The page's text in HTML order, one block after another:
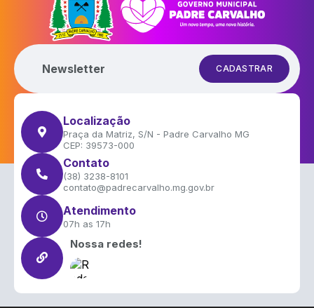
Newsletter CADASTRAR
Localização
Praça da Matriz, S/N - Padre Carvalho MG
CEP: 39573-000
Contato
(38) 3238-8101
contato@padrecarvalho.mg.gov.br
Atendimento
07h as 17h
Nossa redes!